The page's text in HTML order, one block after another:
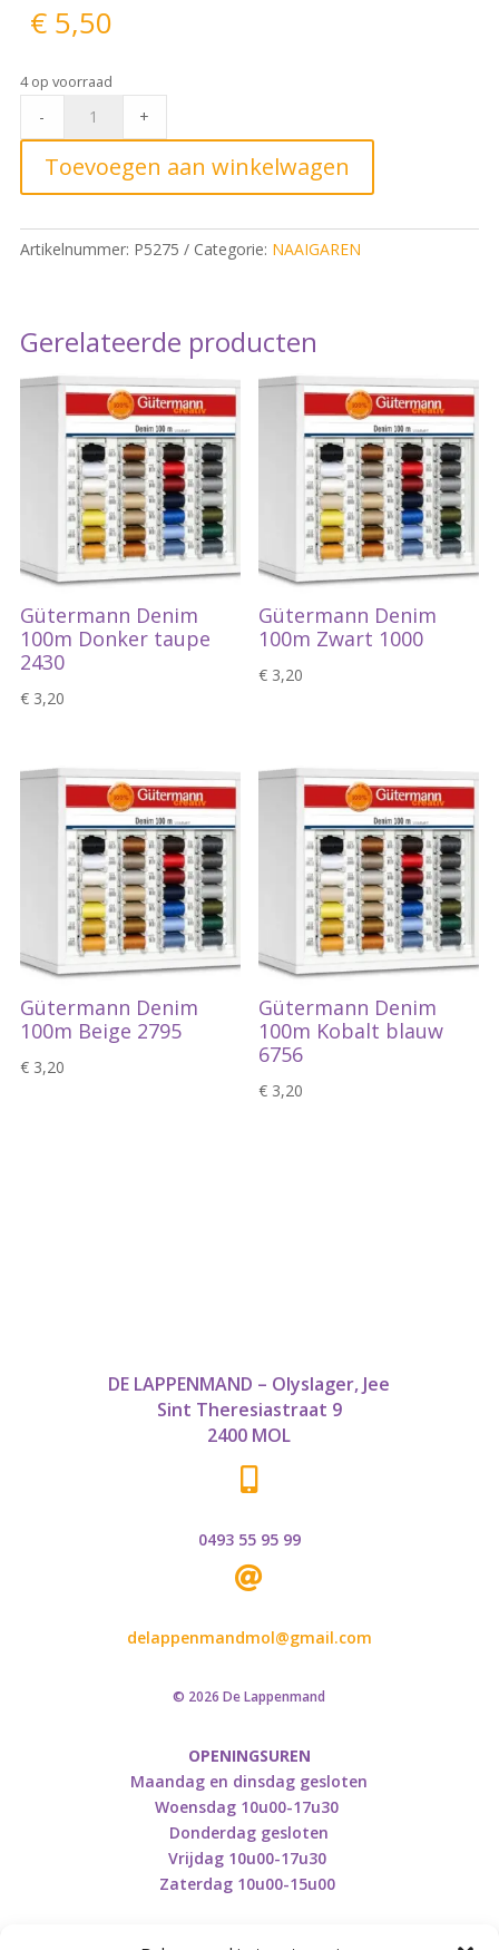
€5,50
4 op voorraad
2500
70279*
quantity
- +
Toevoegen aan winkelwagen
Artikelnummer: P5275 Categorie: NAAIGAREN
Gerelateerde producten
Gütermann Denim
100m Donker taupe
2430
€3,20
Gütermann Denim
100m Zwart 1000
€ 3,20
Gütermann Denim
100m Beige 2795
€3,20
Gütermann Denim
100m Kobalt blauw
6756
€ 3,20
DE LAPPENMAND – Olyslager, Jee
Sint Theresiastraat 9
2400 MOL

0493 55 95 99

delappenmandmol@gmail.com
© 2026 De Lappenmand
OPENINGSUREN
Maandag en dinsdag gesloten
Woensdag 10u00-17u30
Donderdag gesloten
Vrijdag 10u00-17u30
Zaterdag 10u00-15u00